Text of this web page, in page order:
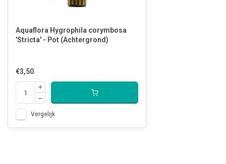
Aquaflora Hygrophila corymbosa
'Stricta' - Pot (Achtergrond)
€3,50
Vergelijk